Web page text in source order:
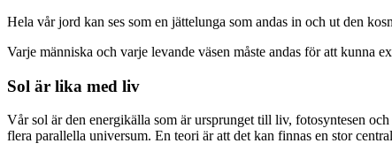
Hela vår jord kan ses som en jättelunga som andas in och ut den
Varje människa och varje levande väsen måste andas för att kunna
Sol är lika med liv
Vår sol är den energikälla som är ursprunget till liv, fotosyntesen
flera parallella universum. En teori är att det kan finnas en stor